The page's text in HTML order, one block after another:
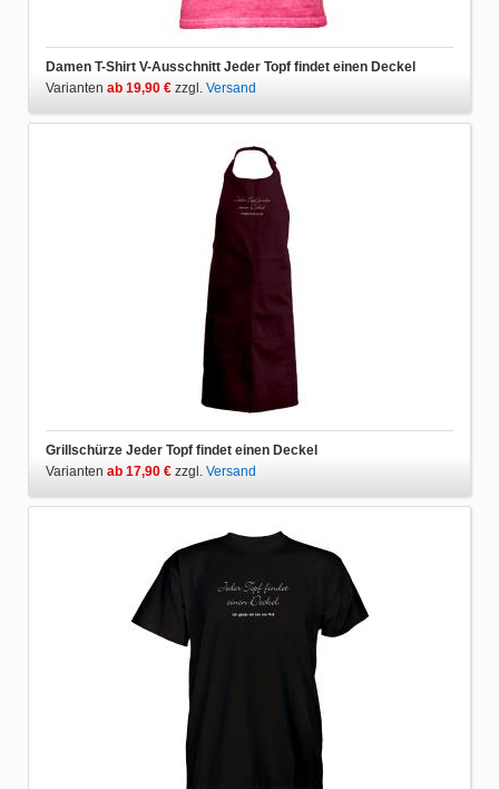
Damen T-Shirt V-Ausschnitt Jeder Topf findet einen Deckel
Varianten ab 19,90 € zzgl. Versand
Grillschürze Jeder Topf findet einen Deckel
Varianten ab 17,90 € zzgl. Versand